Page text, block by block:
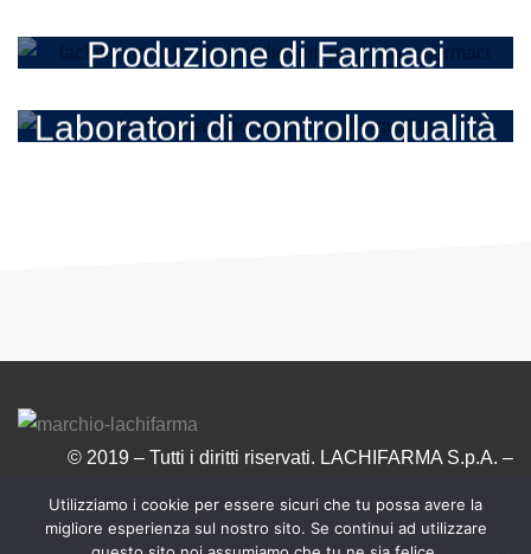
Produzione di Farmaci
Laboratori di controllo qualità
© 2019 – Tutti i diritti riservati. LACHIFARMA S.p.A. –
P.IVA: IT02067110755
Utilizziamo i cookie per essere sicuri che tu possa avere la
migliore esperienza sul nostro sito. Se continui ad utilizzare